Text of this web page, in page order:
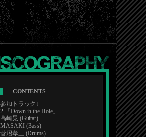
CONTENTS
参加トラック↓
2.「Down in the Hole」
高崎晃 (Guitar)
MASAKI (Bass)
菅沼孝三 (Drums)